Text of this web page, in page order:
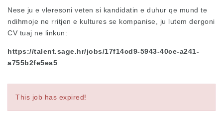
Nese ju e vleresoni veten si kandidatin e duhur qe mund te
ndihmoje ne rritjen e kultures se kompanise, ju lutem dergoni
CV tuaj ne linkun:
https://talent.sage.hr/jobs/17f14cd9-5943-40ce-a241-
a755b2fe5ea5
This job has expired!